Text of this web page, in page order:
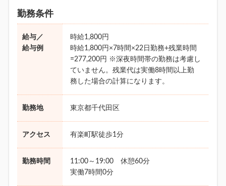
勤務条件
給与／
給与例
時給1,800円
時給1,800円×7時間×22日勤務+残業時間
=277,200円 ※深夜時間帯の勤務は考慮し
ていません。残業代は実働8時間以上勤
務した場合の計算になります。
勤務地 東京都千代田区
アクセス 有楽町駅徒歩1分
勤務時間
11:00～19:00 休憩60分
実働7時間0分